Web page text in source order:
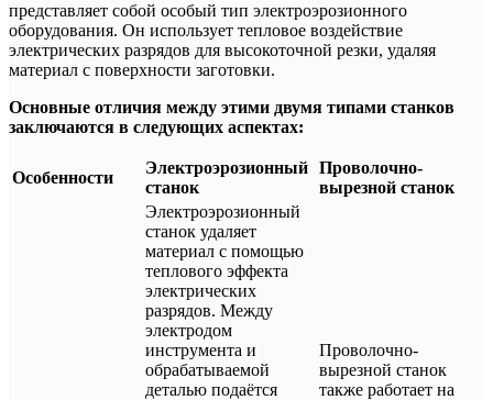
представляет собой особый тип электроэрозионного
оборудования. Он использует тепловое воздействие
электрических разрядов для высокоточной резки, удаляя
материал с поверхности заготовки.
Основные отличия между этими двумя типами станков
заключаются в следующих аспектах:
Особенности
Электроэрозионный
станок
Проволочно-
вырезной станок
Электроэрозионный
станок удаляет
материал с помощью
теплового эффекта
электрических
разрядов. Между
электродом
инструмента и
обрабатываемой
деталью подаётся
Проволочно-
вырезной станок
также работает на